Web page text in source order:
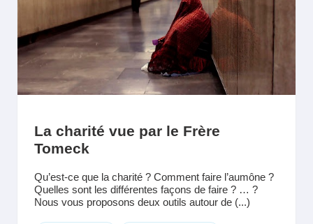
La charité vue par le Frère
Tomeck
Qu’est-ce que la charité ? Comment faire l’aumône ?
Quelles sont les différentes façons de faire ? … ?
Nous vous proposons deux outils autour de (...)